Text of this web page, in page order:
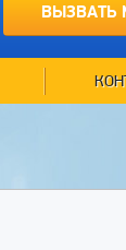
ВЫЗВАТЬ